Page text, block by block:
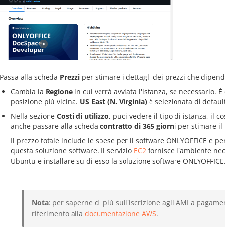
Passa alla scheda Prezzi per stimare i dettagli dei prezzi che
Cambia la Regione in cui verrà avviata l'istanza, se necessario.
posizione più vicina. US East (N. Virginia) è selezionata di
Nella sezione Costi di utilizzo, puoi vedere il tipo di istanza, il
anche passare alla scheda contratto di 365 giorni per stimare il
Il prezzo totale include le spese per il software ONLYOFFICE
questa soluzione software. Il servizio EC2 fornisce l'ambiente
Ubuntu e installare su di esso la soluzione software ONLYOFFICE.
Nota: per saperne di più sull'iscrizione agli AMI a
riferimento alla documentazione AWS.